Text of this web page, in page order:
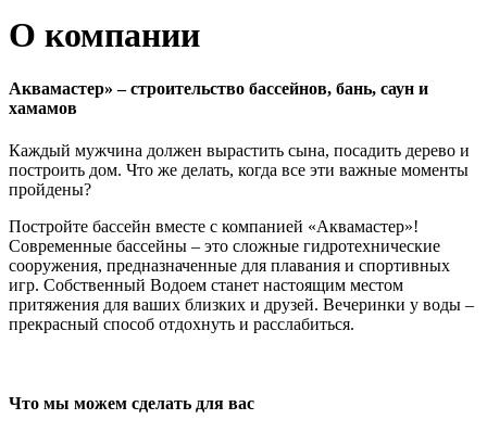
О компании
Аквамастер» – строительство бассейнов, бань, саун и
хамамов
Каждый мужчина должен вырастить сына, посадить дерево и
построить дом. Что же делать, когда все эти важные моменты
пройдены?
Постройте бассейн вместе с компанией «Аквамастер»!
Современные бассейны – это сложные гидротехнические
сооружения, предназначенные для плавания и спортивных
игр. Собственный Водоем станет настоящим местом
притяжения для ваших близких и друзей. Вечеринки у воды –
прекрасный способ отдохнуть и расслабиться.
Что мы можем сделать для вас